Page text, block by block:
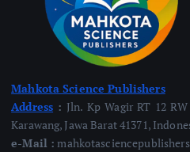
Mahkota Science Publishers
Address : Jln. Kp Wagir RT 12
Karawang, Jawa Barat 41371,
e-Mail :